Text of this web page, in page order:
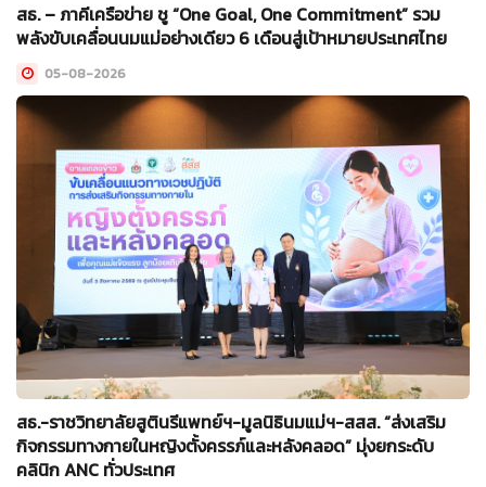
สธ. – ภาคีเครือข่าย ชู “One Goal, One Commitment” รวม
พลังขับเคลื่อนนมแม่อย่างเดียว 6 เดือนสู่เป้าหมายประเทศไทย
05-08-2026
สธ.-ราชวิทยาลัยสูตินรีแพทย์ฯ-มูลนิธินมแม่ฯ-สสส. “ส่งเสริม
กิจกรรมทางกายในหญิงตั้งครรภ์และหลังคลอด” มุ่งยกระดับ
คลินิก ANC ทั่วประเทศ